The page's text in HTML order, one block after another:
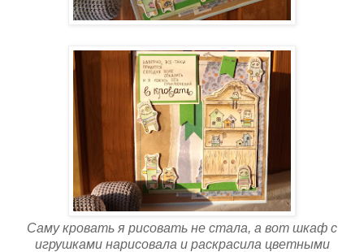
Саму кровать я рисовать не стала, а вот шкаф с
игрушками нарисовала и раскрасила цветными